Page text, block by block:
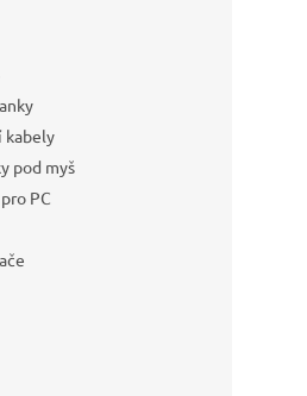
kabely
pod myš
PC